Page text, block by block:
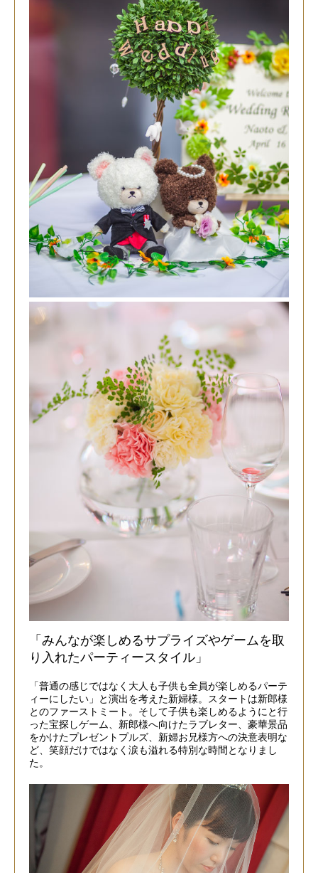
「みんなが楽しめるサプライズやゲームを取
り入れたパーティースタイル」
「普通の感じではなく大人も子供も全員が楽しめるパーテ
ィーにしたい」と演出を考えた新婦様。スタートは新郎様
とのファーストミート。そして子供も楽しめるようにと行
った宝探しゲーム、新郎様へ向けたラブレター、豪華景品
をかけたプレゼントプルズ、新婦お兄様方への決意表明な
ど、笑顔だけではなく涙も溢れる特別な時間となりまし
た。